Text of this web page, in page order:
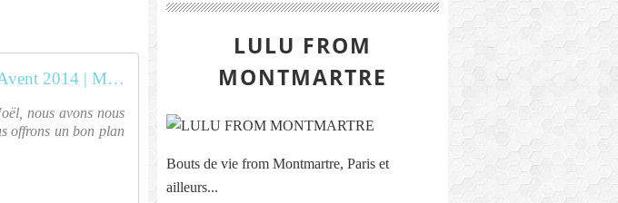
Calendrier de l'Avent 2014 | Montmartre Addict
nous avons nous
offrons un bon plan
LULU FROM
MONTMARTRE
Bouts de vie from Montmartre, Paris et
ailleurs...